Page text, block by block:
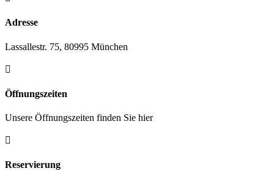
Adresse
Lassallestr. 75, 80995 München

Öffnungszeiten
Unsere Öffnungszeiten finden Sie hier

Reservierung